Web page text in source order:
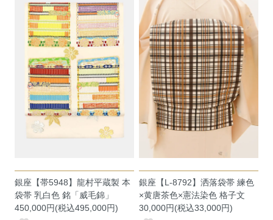
銀座【帯5948】龍村平蔵製 本
袋帯 乳白色 銘「威毛錦」
450,000円(税込495,000円)
銀座【L-8792】洒落袋帯 練色
×黄唐茶色×憲法染色 格子文
30,000円(税込33,000円)